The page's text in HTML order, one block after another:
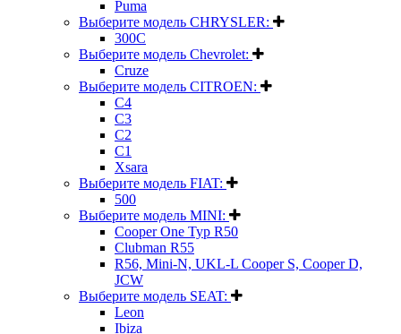
Puma
Выберите модель CHRYSLER:
300C
Выберите модель Chevrolet:
Cruze
Выберите модель CITROEN:
C4
C3
C2
C1
Xsara
Выберите модель FIAT:
500
Выберите модель MINI:
Cooper One Typ R50
Clubman R55
R56, Mini-N, UKL-L Cooper S, Cooper D,
JCW
Выберите модель SEAT:
Leon
Ibiza